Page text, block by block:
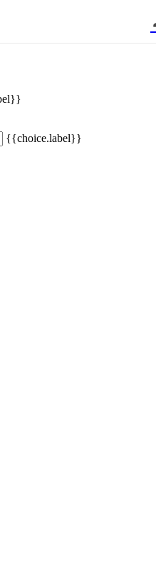
{{choice.label}}